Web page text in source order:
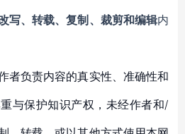
写、转载、复制、裁剪和编辑内
者负责内容的真实性、准确性和
与保护知识产权，未经作者和/